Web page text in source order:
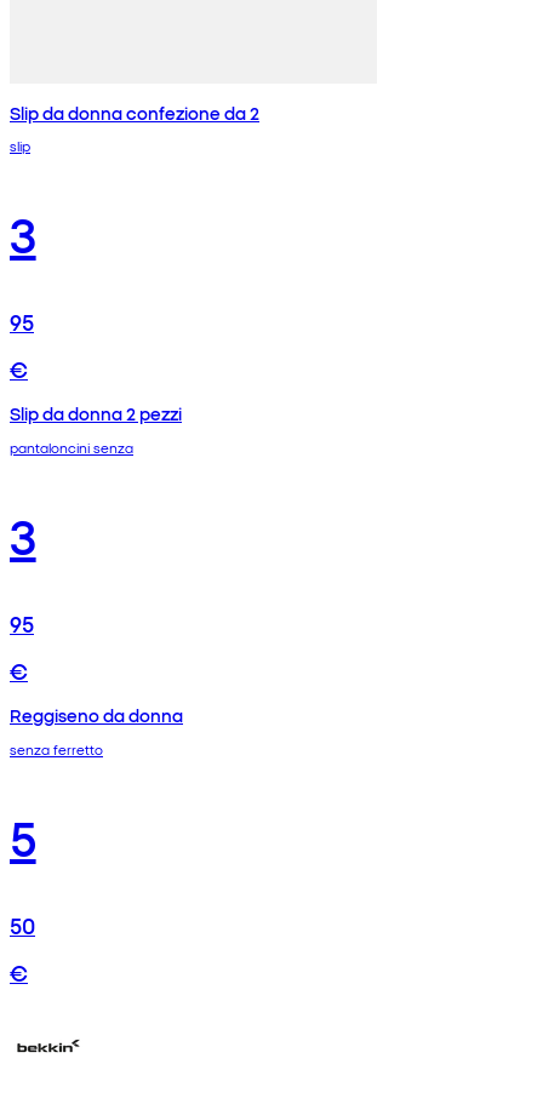
Slip da donna confezione da 2
slip
3
95
€
Slip da donna 2 pezzi
pantaloncini senza
3
95
€
Reggiseno da donna
senza ferretto
5
50
€